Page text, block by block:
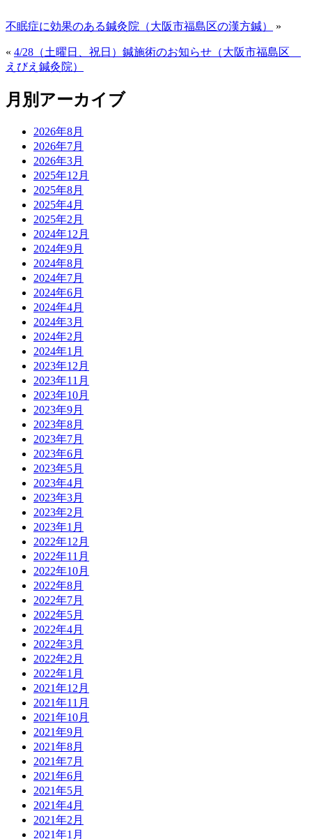
不眠症に効果のある鍼灸院（大阪市福島区の漢方鍼） »
« 4/28（土曜日、祝日）鍼施術のお知らせ（大阪市福島区
えびえ鍼灸院）
月別アーカイブ
2026年8月
2026年7月
2026年3月
2025年12月
2025年8月
2025年4月
2025年2月
2024年12月
2024年9月
2024年8月
2024年7月
2024年6月
2024年4月
2024年3月
2024年2月
2024年1月
2023年12月
2023年11月
2023年10月
2023年9月
2023年8月
2023年7月
2023年6月
2023年5月
2023年4月
2023年3月
2023年2月
2023年1月
2022年12月
2022年11月
2022年10月
2022年8月
2022年7月
2022年5月
2022年4月
2022年3月
2022年2月
2022年1月
2021年12月
2021年11月
2021年10月
2021年9月
2021年8月
2021年7月
2021年6月
2021年5月
2021年4月
2021年2月
2021年1月